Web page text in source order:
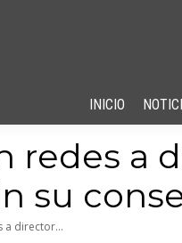
INICIO
redes a
su
a director…